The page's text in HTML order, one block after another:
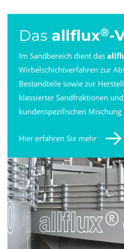
Das allflux®-
Im Sandbereich dient das
Wirbelschichtverfahren zur
Bestandteile sowie zur
klassierter Sandfraktionen
kundenspezifischen
Hier erfahren Sie mehr